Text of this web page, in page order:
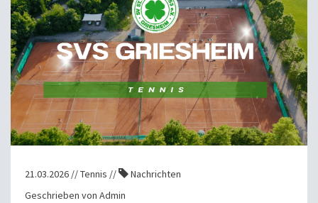
21.03.2026 // Tennis //
Nachrichten
Geschrieben von Admin